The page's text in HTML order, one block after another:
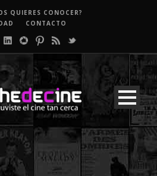
QUIERES CONOCER?
CONTACTO